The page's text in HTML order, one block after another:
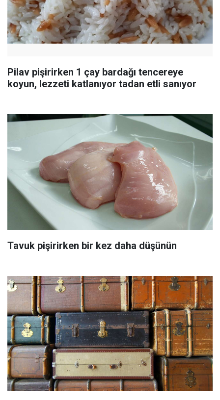
Pilav pişirirken 1 çay bardağı tencereye
koyun, lezzeti katlanıyor tadan etli sanıyor
Tavuk pişirirken bir kez daha düşünün